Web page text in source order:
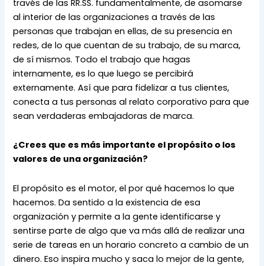
través de las RR.SS. fundamentalmente, de asomarse
al interior de las organizaciones a través de las
personas que trabajan en ellas, de su presencia en
redes, de lo que cuentan de su trabajo, de su marca,
de sí mismos. Todo el trabajo que hagas
internamente, es lo que luego se percibirá
externamente. Así que para fidelizar a tus clientes,
conecta a tus personas al relato corporativo para que
sean verdaderas embajadoras de marca.
¿Crees que es más importante el propósito o los
valores de una organización?
El propósito es el motor, el por qué hacemos lo que
hacemos. Da sentido a la existencia de esa
organización y permite a la gente identificarse y
sentirse parte de algo que va más allá de realizar una
serie de tareas en un horario concreto a cambio de un
dinero. Eso inspira mucho y saca lo mejor de la gente,